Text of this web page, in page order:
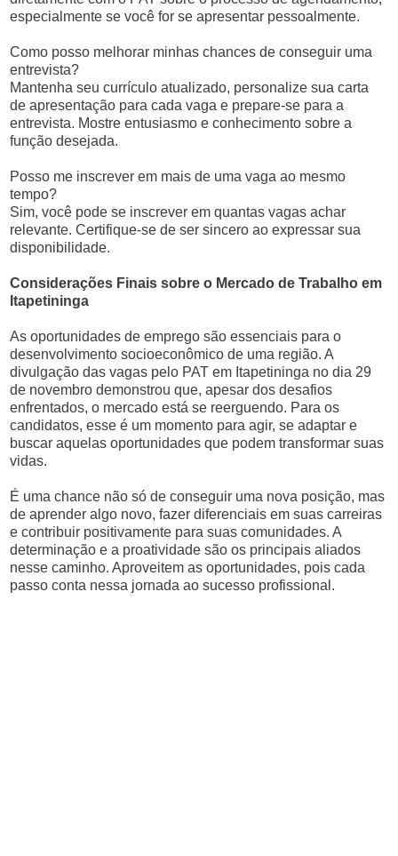
especialmente se você for se apresentar pessoalmente.
Como posso melhorar minhas chances de conseguir uma
entrevista?
Mantenha seu currículo atualizado, personalize sua carta
de apresentação para cada vaga e prepare-se para a
entrevista. Mostre entusiasmo e conhecimento sobre a
função desejada.
Posso me inscrever em mais de uma vaga ao mesmo
tempo?
Sim, você pode se inscrever em quantas vagas achar
relevante. Certifique-se de ser sincero ao expressar sua
disponibilidade.
Considerações Finais sobre o Mercado de Trabalho em
Itapetininga
As oportunidades de emprego são essenciais para o
desenvolvimento socioeconômico de uma região. A
divulgação das vagas pelo PAT em Itapetininga no dia 29
de novembro demonstrou que, apesar dos desafios
enfrentados, o mercado está se reerguendo. Para os
candidatos, esse é um momento para agir, se adaptar e
buscar aquelas oportunidades que podem transformar suas
vidas.
É uma chance não só de conseguir uma nova posição, mas
de aprender algo novo, fazer diferenciais em suas carreiras
e contribuir positivamente para suas comunidades. A
determinação e a proatividade são os principais aliados
nesse caminho. Aproveitem as oportunidades, pois cada
passo conta nessa jornada ao sucesso profissional.